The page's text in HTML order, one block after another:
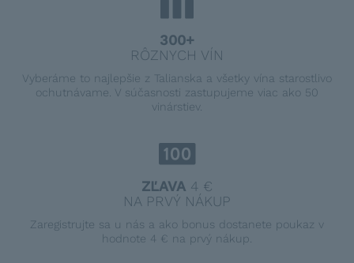
300+
RÔZNYCH VÍN
Vyberáme to najlepšie z Talianska a všetky vína starostlivo
ochutnávame. V súčasnosti zastupujeme viac ako 50
vinárstiev.
ZĽAVA 4 €
NA PRVÝ NÁKUP
Zaregistrujte sa u nás a ako bonus dostanete poukaz v
hodnote 4 € na prvý nákup.